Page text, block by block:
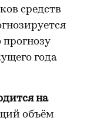
средств
года
на
объём